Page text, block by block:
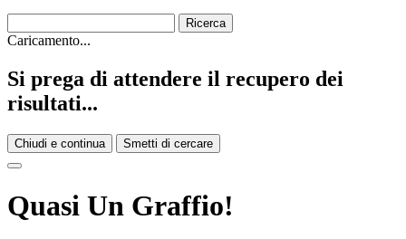
Caricamento...
Si prega di attendere il recupero dei
risultati...
Chiudi e continua Smetti di cercare
Quasi Un Graffio!